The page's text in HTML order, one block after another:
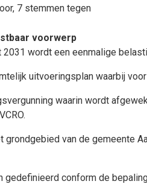
7 stemmen tegen
voorwerp
wordt een eenmalige
uitvoeringsplan waarbij
waarin wordt
van de gemeente
conform de